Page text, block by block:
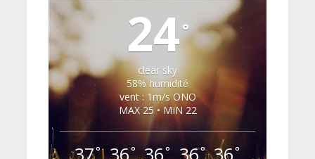
24°
clear sky
58% humidité
vent : 1m/s ONO
MAX 25 • MIN 22
37° 36° 36° 36° 36°